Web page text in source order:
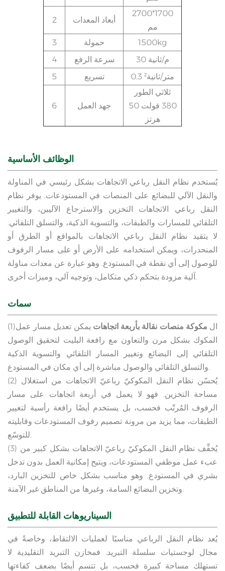
2 أبعاد المعدات
2700*1700
مم
3
حمولة 1500kg
4
سرعة الرفع
30 م/ثانية
5
تسريع 0.3 متر/ثانية²
6 جهد العمل
ثلاثي الطور
380 فولت 50
هرتز
الوظائف الأساسية
يُستخدم نظام النقل رباعي الاتجاهات بشكل رئيسي في المناولة
والنقل الآلي للبضائع على المنصات في المستودعات. يوفر نظام
النقل رباعي الاتجاهات التخزين والاسترجاع الآليين، والتغيير
التلقائي للمسارات والطبقات، والتسوية الذكية، والتسلق التلقائي.
لا يتقيد نظام النقل رباعي الاتجاهات بالمواقع أو الطرق أو
المنحدرات، ويمكن استخدامه على الأرض أو على مسار الرفوف
للوصول إلى أي نقطة في المستودع. وهو عبارة عن معدات مناولة
آلية مزودة بتحكم ذكي متكامل، وتوجيه آلي، وميزات أخرى.
سمات
(1)ال مكوكة منصات نقالة بأربعة اتجاهات يمكن تعديل مسار عمل
المكوك بشكل مرن والتعاون مع رافعة البليت لتحقيق الوصول
التلقائي إلى البضائع وتغيير المسار التلقائي والتسوية الذكية
والتسلق التلقائي والوصول مباشرة إلى أي مكان في المستودع.
(2) يُحسّن نظام النقل المكوكيّ رباعيّ الاتجاهات من استغلال
مساحة التخزين. فهو لا يعمل في أربعة اتجاهات على مسار
الرفوف المُرتّب فحسب، بل يستخدم أيضًا رافعة رأسية لتغيير
الطبقات، مما يزيد من مرونة تصميم رفوف المستودعات وقابليته
للتوسّع.
(3) يُخفِّف نظام النقل المكوكيّ رباعيّ الاتجاهات بشكل كبير من
عبء عمل موظفي المستودعات، ويتيح إمكانية العمل بدون تدخل
بشري في المستودع. وهو مناسب بشكل خاص للتخزين البارد،
وتخزين البضائع السامة، وغيرها من المناطق غير الآمنة.
السيناريوهات القابلة للتطبيق
يُعد نظام النقل الرباعي مناسبًا لعمليات الالتقاط، وخاصةً في
مجال لوجستيات سلسلة التبريد. فمخازن التبريد التقليدية لا
تستهلك مساحة كبيرة فحسب، بل تتسم أيضًا بضعف كفاءتها